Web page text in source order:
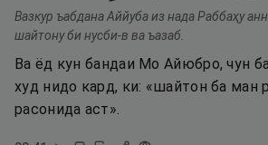
Вазкур ъабдана Аййуба из нада Раббаҳу
шайтону би нусби-в ва ъазаб.
Ва ёд кун бандаи Мо Айюбро, чун
худ нидо кард, ки: «шайтон ба ман
расонида аст».